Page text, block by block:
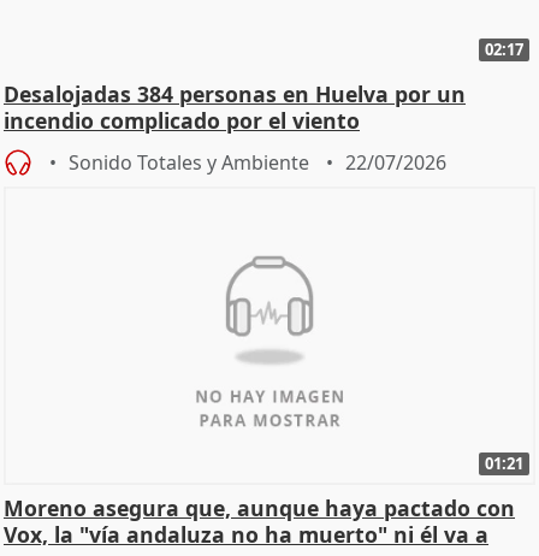
02:17
Desalojadas 384 personas en Huelva por un
incendio complicado por el viento
Sonido Totales y Ambiente 22/07/2026
01:21
Moreno asegura que, aunque haya pactado con
Vox, la "vía andaluza no ha muerto" ni él va a